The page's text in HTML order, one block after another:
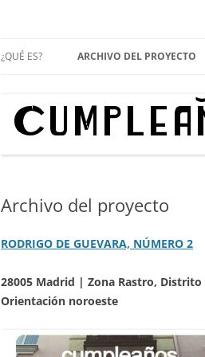
¿QUÉ ES? ARCHIVO DEL PROYECTO
CERVANTES, 2
Archivo del proyecto
RODRIGO DE GUEVARA, NÚMERO 2
28005 Madrid | Zona Rastro,
Orientación noroeste